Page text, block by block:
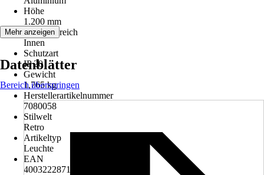
Höhe
1.200 mm
Einsatzbereich
Innen
Schutzart
IP 20
Gewicht
1,765 kg
Herstellerartikelnummer
7080058
Stilwelt
Retro
Artikeltyp
Leuchte
EAN
4003222871843
Mehr anzeigen
Datenblätter
Bereich überspringen